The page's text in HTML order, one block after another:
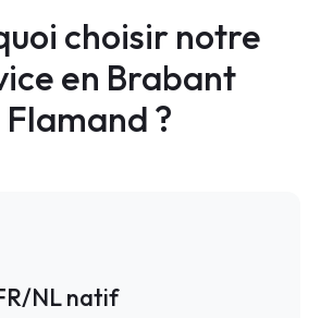
choisir notre
en Brabant
Flamand ?
NL natif